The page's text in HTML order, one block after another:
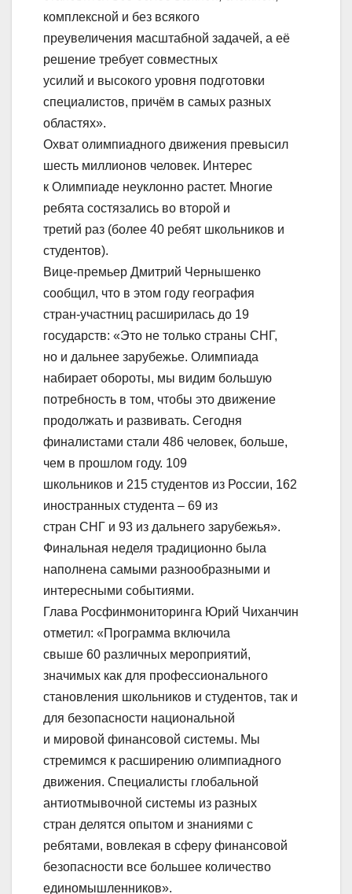
комплексной и без всякого
преувеличения масштабной задачей, а её
решение требует совместных
усилий и высокого уровня подготовки
специалистов, причём в самых разных
областях».
Охват олимпиадного движения превысил
шесть миллионов человек. Интерес
к Олимпиаде неуклонно растет. Многие
ребята состязались во второй и
третий раз (более 40 ребят школьников и
студентов).
Вице-премьер Дмитрий Чернышенко
сообщил, что в этом году география
стран-участниц расширилась до 19
государств: «Это не только страны СНГ,
но и дальнее зарубежье. Олимпиада
набирает обороты, мы видим большую
потребность в том, чтобы это движение
продолжать и развивать. Сегодня
финалистами стали 486 человек, больше,
чем в прошлом году. 109
школьников и 215 студентов из России, 162
иностранных студента – 69 из
стран СНГ и 93 из дальнего зарубежья».
Финальная неделя традиционно была
наполнена самыми разнообразными и
интересными событиями.
Глава Росфинмониторинга Юрий Чиханчин
отметил: «Программа включила
свыше 60 различных мероприятий,
значимых как для профессионального
становления школьников и студентов, так и
для безопасности национальной
и мировой финансовой системы. Мы
стремимся к расширению олимпиадного
движения. Специалисты глобальной
антиотмывочной системы из разных
стран делятся опытом и знаниями с
ребятами, вовлекая в сферу финансовой
безопасности все большее количество
единомышленников».